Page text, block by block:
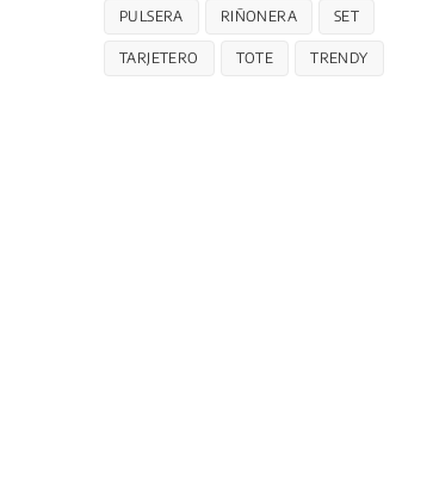
PULSERA RIÑONERA SET
TARJETERO TOTE TRENDY